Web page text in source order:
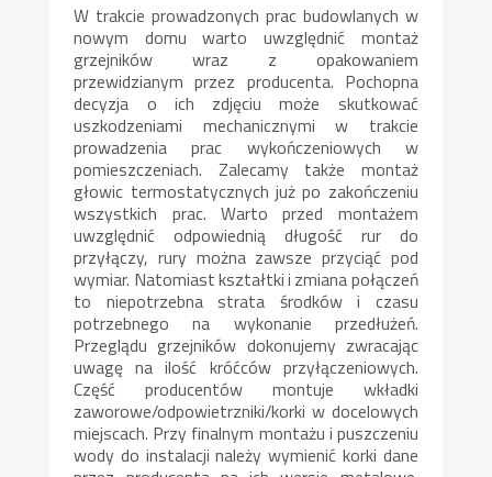
W trakcie prowadzonych prac budowlanych w
nowym domu warto uwzględnić montaż
grzejników wraz z opakowaniem
przewidzianym przez producenta. Pochopna
decyzja o ich zdjęciu może skutkować
uszkodzeniami mechanicznymi w trakcie
prowadzenia prac wykończeniowych w
pomieszczeniach. Zalecamy także montaż
głowic termostatycznych już po zakończeniu
wszystkich prac. Warto przed montażem
uwzględnić odpowiednią długość rur do
przyłączy, rury można zawsze przyciąć pod
wymiar. Natomiast kształtki i zmiana połączeń
to niepotrzebna strata środków i czasu
potrzebnego na wykonanie przedłużeń.
Przeglądu grzejników dokonujemy zwracając
uwagę na ilość króćców przyłączeniowych.
Część producentów montuje wkładki
zaworowe/odpowietrzniki/korki w docelowych
miejscach. Przy finalnym montażu i puszczeniu
wody do instalacji należy wymienić korki dane